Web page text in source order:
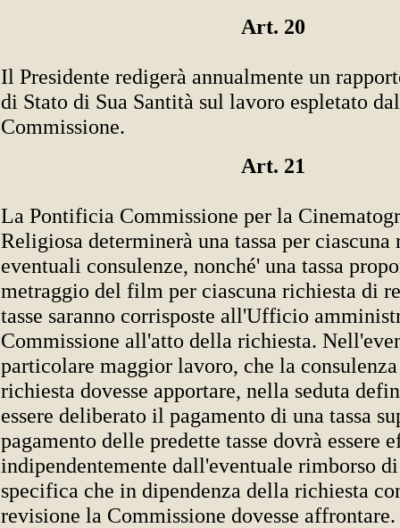
Art. 20
Il Presidente redigerà annualmente un
di Stato di Sua Santità sul lavoro espletato
Commissione.
Art. 21
La Pontificia Commissione per la
Religiosa determinerà una tassa per
eventuali consulenze, nonché' una tassa
metraggio del film per ciascuna richiesta di
tasse saranno corrisposte all'Ufficio
Commissione all'atto della richiesta.
particolare maggior lavoro, che la
richiesta dovesse apportare, nella seduta
essere deliberato il pagamento di una tassa
pagamento delle predette tasse dovrà essere
indipendentemente dall'eventuale rimborso
specifica che in dipendenza della richiesta
revisione la Commissione dovesse affrontare.